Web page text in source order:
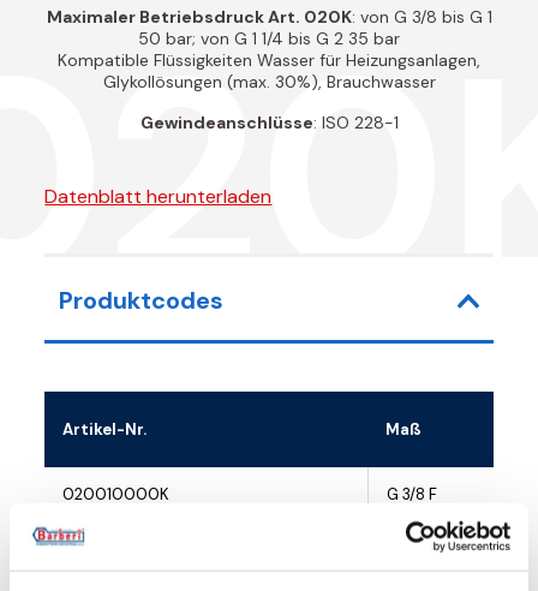
Maximaler Betriebsdruck Art. 020K: von G 3/8 bis G 1
50 bar; von G 1 1/4 bis G 2 35 bar
Kompatible Flüssigkeiten Wasser für Heizungsanlagen,
Glykollösungen (max. 30%), Brauchwasser
Gewindeanschlüsse: ISO 228-1
Datenblatt herunterladen
Produktcodes
Artikel-Nr. Maß
020010000K G 3/8 F
020015000K G 1/2 F